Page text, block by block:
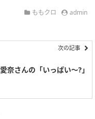
ももクロ admin
次の記事
奈さんの「いっぱい〜?」